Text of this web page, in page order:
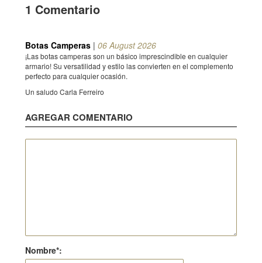
1 Comentario
Botas Camperas |06 August 2026
¡Las botas camperas son un básico imprescindible en cualquier
armario! Su versatilidad y estilo las convierten en el complemento
perfecto para cualquier ocasión.
Un saludo Carla Ferreiro
AGREGAR COMENTARIO
Nombre*: